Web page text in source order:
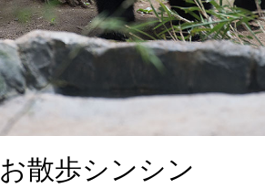
お散歩シンシン